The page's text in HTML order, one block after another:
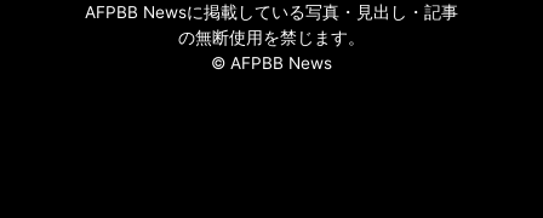
AFPBB Newsに掲載している写真・見出し・記事
の無断使用を禁じます。
© AFPBB News